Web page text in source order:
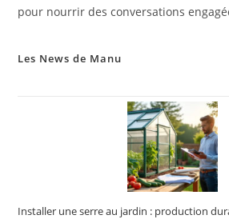
pour nourrir des conversations
Les News de Manu
Installer une serre au jardin : production